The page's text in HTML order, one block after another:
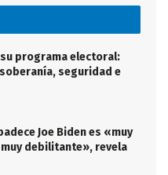
programa electoral:
seguridad e
Joe Biden es «muy
debilitante», revela